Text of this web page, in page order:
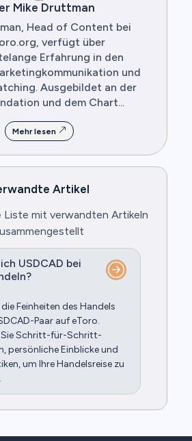
Mike Druttman
Head of Content bei
verfügt über
Erfahrung in den
und
Ausgebildet an der
und dem Chart...
Mehr lesen
Artikel
Liste mit verwandten Artikeln
USDCAD bei
Feinheiten des Handels
Paar auf eToro.
Sie Schritt-für-Schritt-
persönliche Einblicke und
um Ihre Handelsreise zu